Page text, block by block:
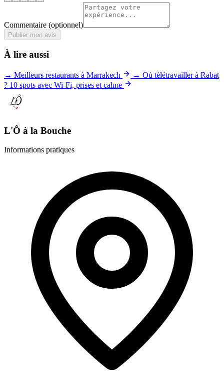
Commentaire (optionnel)
Publier mon avis
À lire aussi
→ Meilleurs restaurants à Marrakech
→ Où télétravailler à Rabat
? 10 spots avec Wi-Fi, prises et calme
L'Ô à la Bouche
Informations pratiques